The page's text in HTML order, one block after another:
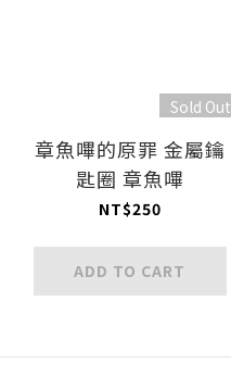
Sold Out
章魚嗶的原罪 金屬鑰
匙圈 章魚嗶
NT$250
ADD TO CART